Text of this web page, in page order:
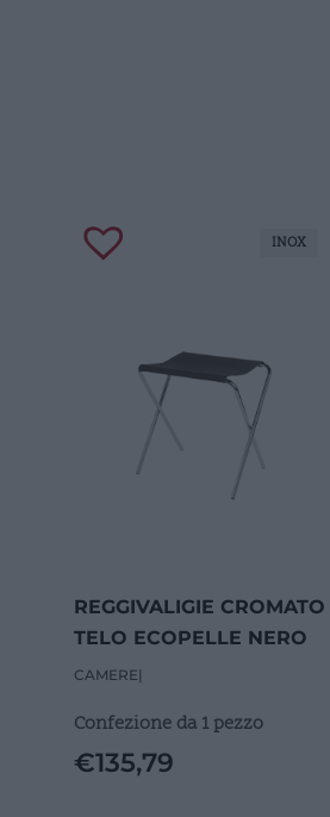
REGGIVALIGIE CROMATO
TELO ECOPELLE NERO
CM59X42
CAMERE|
Confezione da 1 pezzo
€135,79
INOX